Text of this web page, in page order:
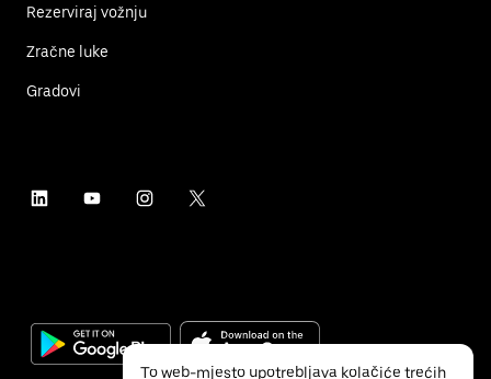
Rezerviraj vožnju
Zračne luke
Gradovi
To web-mjesto upotrebljava kolačiće trećih